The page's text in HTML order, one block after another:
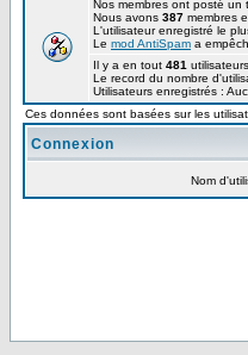
Nos membres ont posté un
Nous avons 387 membres
L'utilisateur enregistré le
Le mod AntiSpam a
Il y a en tout 481
Le record du nombre
Utilisateurs enregistrés :
Ces données sont basées sur les
Connexion
Nom